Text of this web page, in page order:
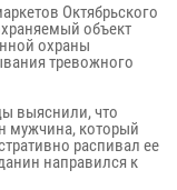
Октябрьского
объект
охраны
тревожного
выяснили, что
мужчина, который
распивал ее
направился к